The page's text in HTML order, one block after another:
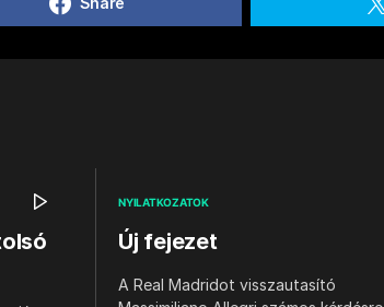
NYILATKOZATOK
Új fejezet
A Real Madridot visszautasító